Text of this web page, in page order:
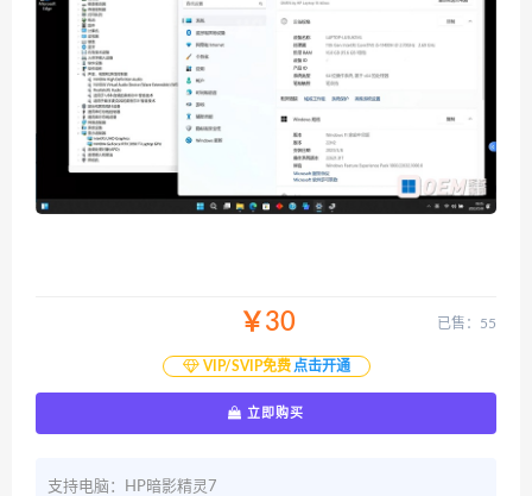
￥30
VIP/SVIP免费 点击开通
已售：55
立即购买
支持电脑：HP暗影精灵7